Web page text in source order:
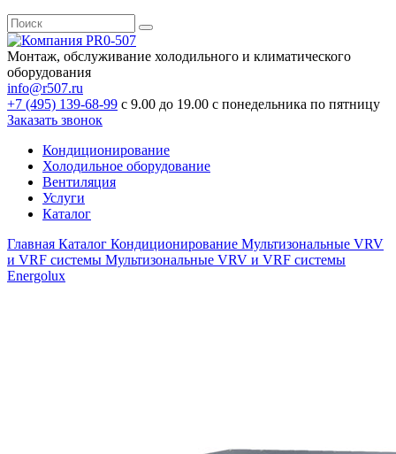
Монтаж, обслуживание холодильного и климатического
оборудования
info@r507.ru
+7 (495) 139-68-99 с 9.00 до 19.00 с понедельника по пятницу
Заказать звонок
Кондиционирование
Холодильное оборудование
Вентиляция
Услуги
Каталог
Главная Каталог Кондиционирование Мультизональные VRV
и VRF системы Мультизональные VRV и VRF системы
Energolux